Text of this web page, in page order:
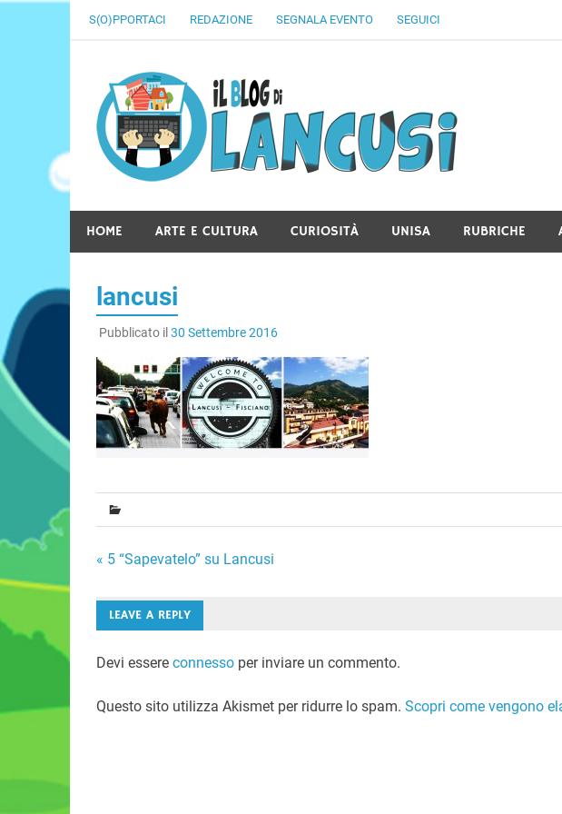
S(O)PPORTACI REDAZIONE SEGNALA EVENTO SEGUICI
Il
HOME ARTE E CULTURA CURIOSITÀ UNISA RUBRICHE
lancusi
Pubblicato il 30 Settembre 2016
Navigazione
articoli
« 5 “Sapevatelo” su Lancusi
LEAVE A REPLY
Devi essere connessoper inviare un commento.
Questo sito utilizza Akismet per ridurre lo spam. Scopri come vengono